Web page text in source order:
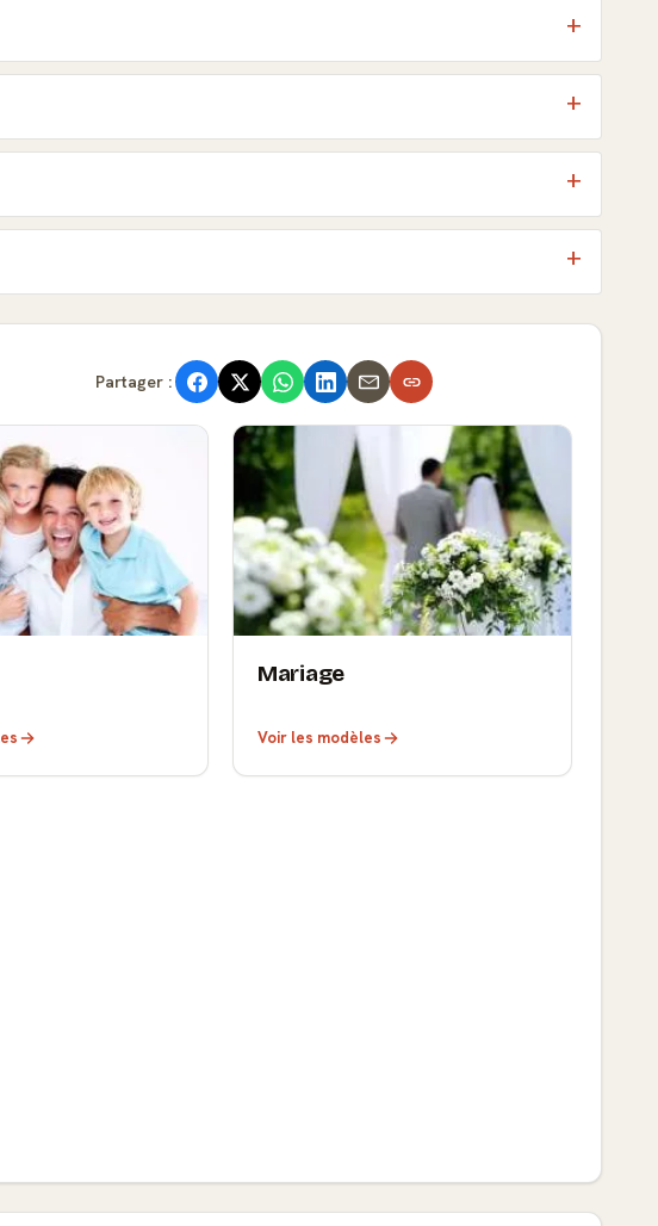
Partager :
Mariage
Voir les modèles